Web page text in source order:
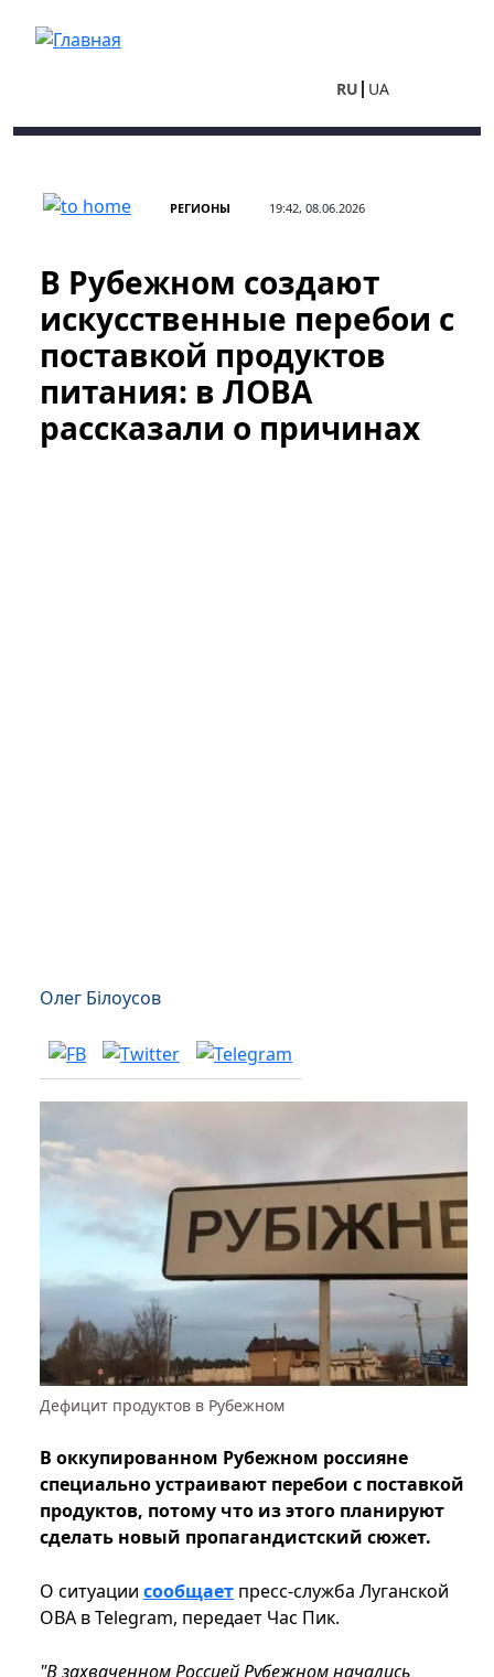
RU UA
РЕГИОНЫ 19:42, 08.06.2026
В Рубежном создают
искусственные перебои с
поставкой продуктов
питания: в ЛОВА
рассказали о причинах
Олег Білоусов
Дефицит продуктов в Рубежном
В оккупированном Рубежном россияне
специально устраивают перебои с поставкой
продуктов, потому что из этого планируют
сделать новый пропагандистский сюжет.
О ситуации сообщает пресс-служба Луганской
ОВА в Telegram, передает Час Пик.
"В захваченном Россией Рубежном начались